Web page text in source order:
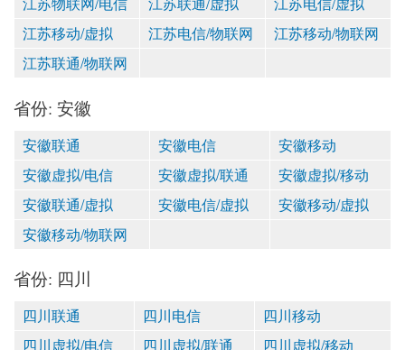
江苏移动/虚拟
江苏电信/物联网
江苏移动/物联网
江苏联通/物联网
省份: 安徽
安徽联通 安徽电信
安徽移动
安徽虚拟/电信
安徽虚拟/联通
安徽虚拟/移动
安徽联通/虚拟
安徽电信/虚拟
安徽移动/虚拟
安徽移动/物联网
省份: 四川
四川联通 四川电信
四川移动
四川虚拟/电信
四川虚拟/联通
四川虚拟/移动